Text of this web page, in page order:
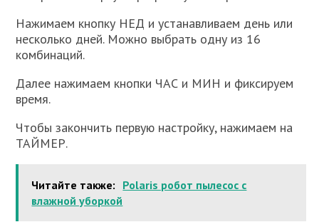
Нажимаем кнопку НЕД и устанавливаем день или
несколько дней. Можно выбрать одну из 16
комбинаций.
Далее нажимаем кнопки ЧАС и МИН и фиксируем
время.
Чтобы закончить первую настройку, нажимаем на
ТАЙМЕР.
Читайте также: Polaris робот пылесос с
влажной уборкой